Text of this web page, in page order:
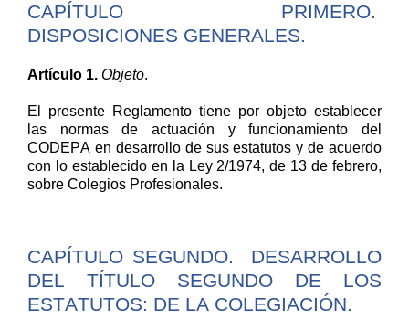
CAPÍTULO PRIMERO.
DISPOSICIONES GENERALES.
Artículo 1. Objeto.
El presente Reglamento tiene por objeto establecer
las normas de actuación y funcionamiento del
CODEPA en desarrollode sus estatutos yde acuerdo
con lo establecido en la Ley 2/1974, de 13 de febrero,
sobre Colegios Profesionales.
CAPÍTULO SEGUNDO. DESARROLLO
DEL TÍTULO SEGUNDO DE LOS
ESTATUTOS: DE LA COLEGIACIÓN.